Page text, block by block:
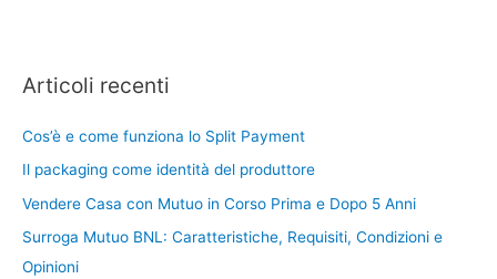
Articoli recenti
Cos’è e come funziona lo Split Payment
Il packaging come identità del produttore
Vendere Casa con Mutuo in Corso Prima e Dopo 5 Anni
Surroga Mutuo BNL: Caratteristiche, Requisiti, Condizioni e
Opinioni